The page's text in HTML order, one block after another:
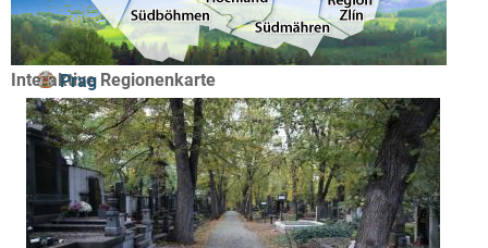
Interaktive Regionenkarte
Prag